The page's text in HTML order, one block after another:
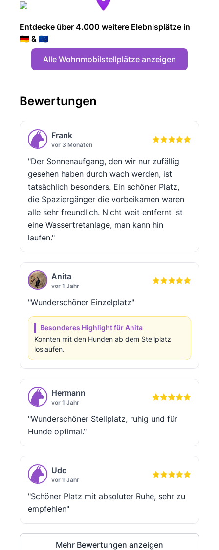
Entdecke über 4.000 weitere Elebnisplätze in
🇩🇪 & 🇪🇺
Alle Wohnmobilstellplätze anzeigen
Bewertungen
Frank
vor 3 Monaten
"Der Sonnenaufgang, den wir nur zufällig
gesehen haben durch wach werden, ist
tatsächlich besonders. Ein schöner Platz,
die Spaziergänger die vorbeikamen waren
alle sehr freundlich. Nicht weit entfernt ist
eine Wassertretanlage, man kann hin
laufen."
Anita
vor 1 Jahr
"Wunderschöner Einzelplatz"
Besonderes Highlight für Anita
Konnten mit den Hunden ab dem Stellplatz
loslaufen.
Hermann
vor 1 Jahr
"Wunderschöner Stellplatz, ruhig und für
Hunde optimal."
Udo
vor 1 Jahr
"Schöner Platz mit absoluter Ruhe, sehr zu
empfehlen"
Mehr Bewertungen anzeigen